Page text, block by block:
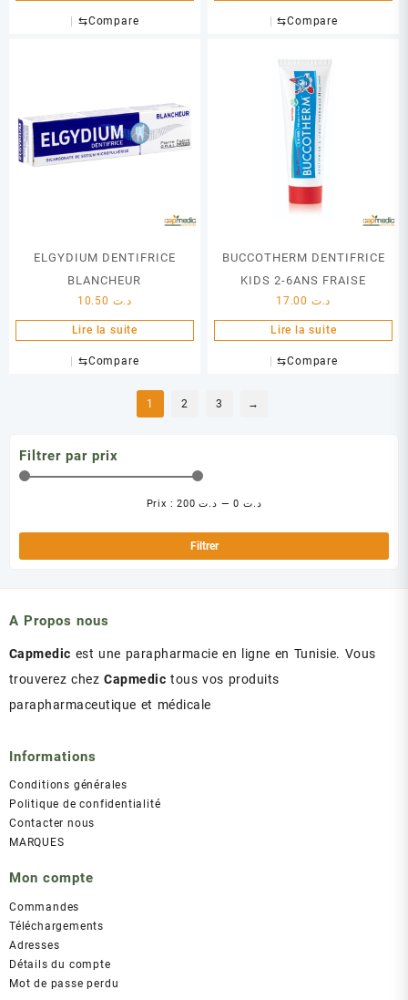
⇆Compare ⇆Compare
ELGYDIUM DENTIFRICE
BLANCHEUR
د.ت
Lire la suite
⇆Compare
BUCCOTHERM DENTIFRICE
KIDS 2-6ANS FRAISE
د.ت
Lire la suite
⇆Compare
1 2 3 →
Filtrer par prix
min
Filtrer
Prix : د.ت 0 — د.ت 200
A Propos nous
Capmedic est une parapharmacie en ligne en Tunisie. Vous
trouverez chezCapmedic tous vos produits
parapharmaceutique et médicale
Informations
Conditions générales
Politique de confidentialité
Contacter nous
MARQUES
Mon compte
Commandes
Téléchargements
Adresses
Détails du compte
Mot de passe perdu